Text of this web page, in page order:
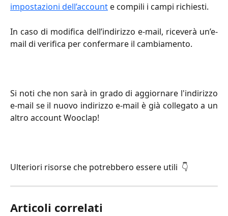
impostazioni dell’accounte compili i campi richiesti.
In caso di modifica dell’indirizzo e-mail, riceverà un’e-
mail di verifica per confermare il cambiamento.
Si noti che non sarà in grado di aggiornare l'indirizzo
e-mail se il nuovo indirizzo e-mail è già collegato a un
altro account Wooclap!
Ulteriori risorse che potrebbero essere utili 👇
Articoli correlati